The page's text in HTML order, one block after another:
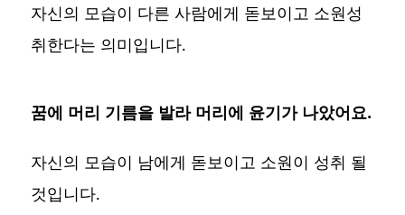
자신의 모습이 다른 사람에게 돋보이고 소원성
취한다는 의미입니다.
꿈에 머리 기름을 발라 머리에 윤기가 나았어요.
자신의 모습이 남에게 돋보이고 소원이 성취 될
것입니다.